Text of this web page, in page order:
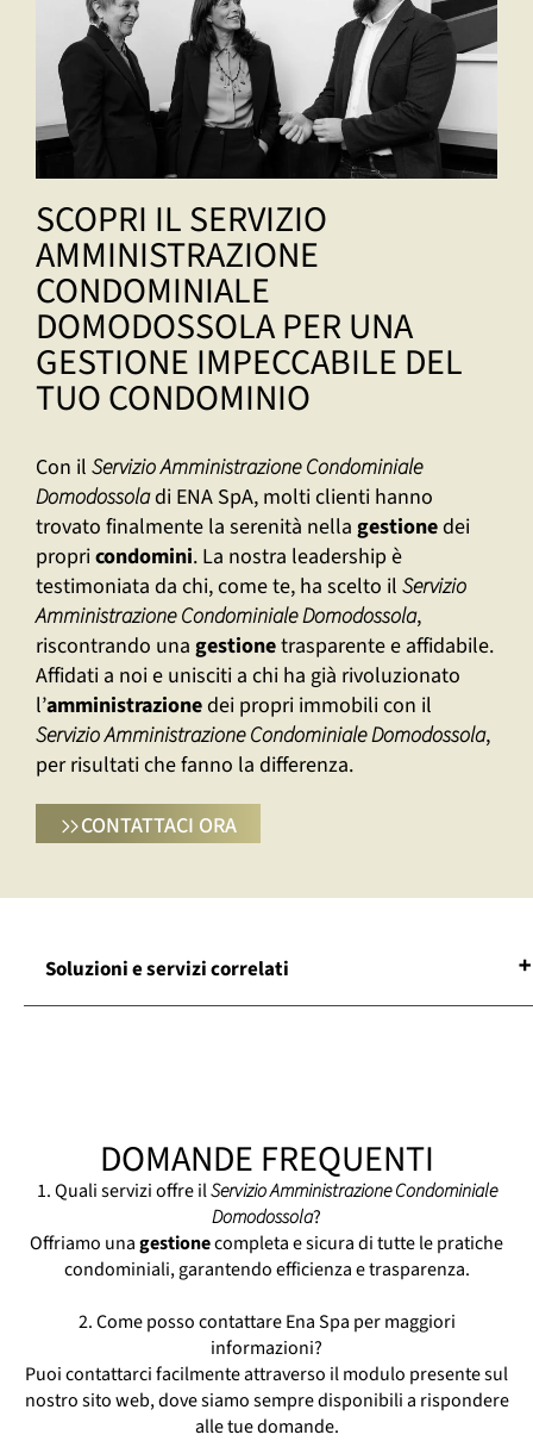
SCOPRI IL SERVIZIO
AMMINISTRAZIONE
CONDOMINIALE
DOMODOSSOLA PER UNA
GESTIONE IMPECCABILE DEL
TUO CONDOMINIO
Con il Servizio Amministrazione Condominiale
Domodossoladi ENA SpA, molti clienti hanno
trovato finalmente la serenità nella gestionedei
propricondomini. La nostra leadership è
testimoniata da chi, come te, ha scelto il Servizio
Amministrazione Condominiale Domodossola,
riscontrando una gestionetrasparente e affidabile.
Affidati a noi e unisciti a chi ha già rivoluzionato
l’amministrazionedei propri immobili con il
Servizio Amministrazione Condominiale Domodossola,
per risultati che fanno la differenza.
CONTATTACI ORA
Soluzioni e servizi correlati
Assistenza Condominiale Domodossola
Consulenze Condominiali Domodossola
Contabilità Condominiale Domodossola
Gestione Condominiale Domodossola
Manutenzione Condominiale Domodossola
Società Amministrazione Condominiale
Domodossola
Studio Amministrazione Condominiale
Domodossola
DOMANDE FREQUENTI
1. Quali servizi offre ilServizio Amministrazione Condominiale
Domodossola?
Offriamo unagestionecompleta e sicura di tutte le pratiche
condominiali, garantendo efficienza e trasparenza.
2. Come posso contattare Ena Spa per maggiori
informazioni?
Puoi contattarci facilmente attraverso il modulo presente sul
nostro sito web, dove siamo sempre disponibili a rispondere
alle tue domande.